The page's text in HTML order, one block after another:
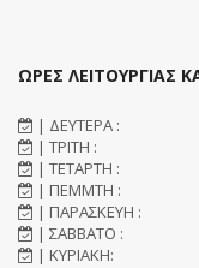
ΩΡΕΣ ΛΕΙΤΟΥΡΓΙΑΣ
| ΔΕΥΤΕΡΑ :
| ΤΡΙΤΗ :
| ΤΕΤΑΡΤΗ :
| ΠΕΜΜΤΗ :
| ΠΑΡΑΣΚΕΥΗ :
| ΣΑΒΒΑΤΟ :
| ΚΥΡΙΑΚΗ: